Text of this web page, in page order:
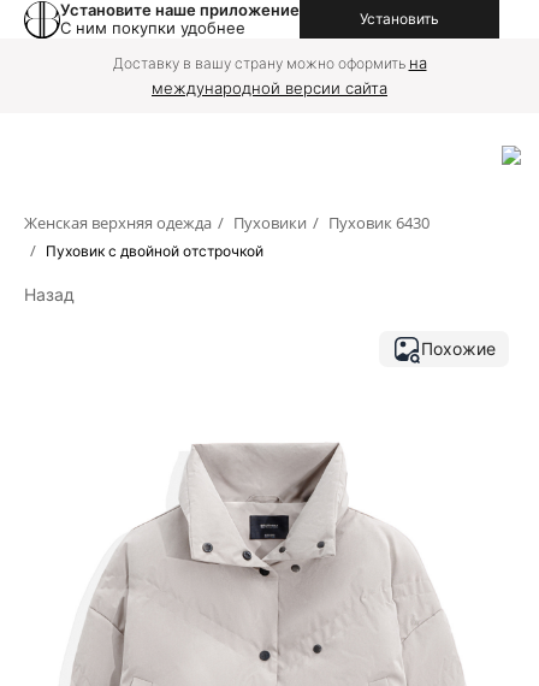
Установите наше приложение
С ним покупки удобнее
Установить
Доставку в вашу страну можно оформить на
международной версии сайта
Женская верхняя одежда / Пуховики / Пуховик 6430
/ Пуховик с двойной отстрочкой
Назад
Похожие